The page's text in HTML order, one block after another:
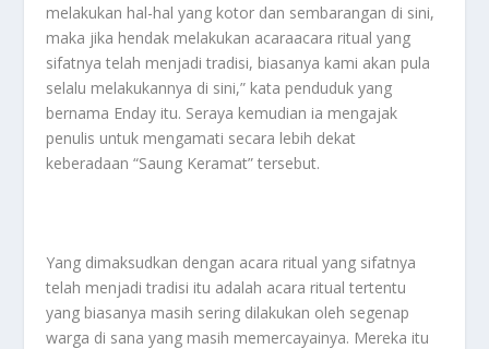
melakukan hal-hal yang kotor dan sembarangan di sini,
maka jika hendak melakukan acaraacara ritual yang
sifatnya telah menjadi tradisi, biasanya kami akan pula
selalu melakukannya di sini,” kata penduduk yang
bernama Enday itu. Seraya kemudian ia mengajak
penulis untuk mengamati secara lebih dekat
keberadaan “Saung Keramat” tersebut.
Yang dimaksudkan dengan acara ritual yang sifatnya
telah menjadi tradisi itu adalah acara ritual tertentu
yang biasanya masih sering dilakukan oleh segenap
warga di sana yang masih memercayainya. Mereka itu